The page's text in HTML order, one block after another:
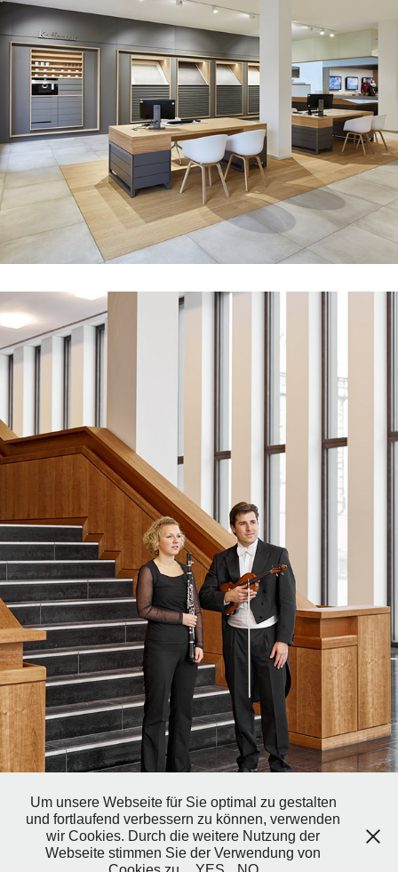
WÜRTTEMBERGISCHE PHILHARMONIE
Copyright: Jan Scheutzow 2006-2026
Um unsere Webseite für Sie optimal zu gestalten
und fortlaufend verbessern zu können, verwenden
wir Cookies. Durch die weitere Nutzung der
Webseite stimmen Sie der Verwendung von